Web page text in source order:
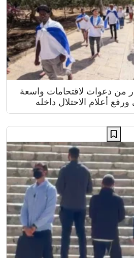
من دعوات لاقتحامات واسعة
أعلام الاحتلال داخله